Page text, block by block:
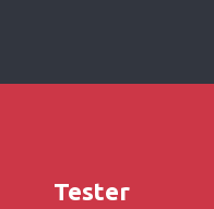
Tester